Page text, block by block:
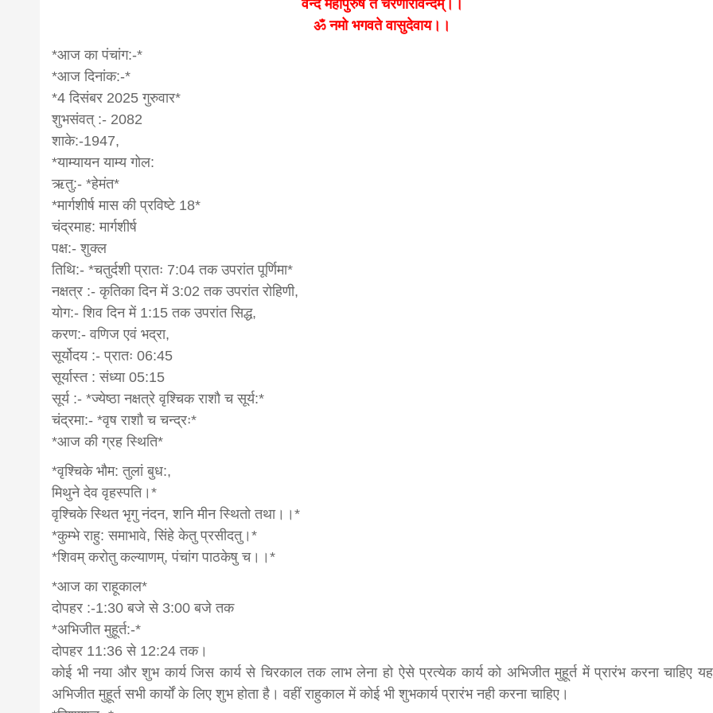
news,loan,bank
news, madhesh
khabar
वन्दे महापुरुष ते चरणारविन्दम्।।
ॐ नमो भगवते वासुदेवाय।।
*आज का पंचांग:-*
*आज दिनांक:-*
*4 दिसंबर 2025 गुरुवार*
शुभसंवत् :- 2082
शाके:-1947,
*याम्यायन याम्य गोल:
ऋतु:- *हेमंत*
*मार्गशीर्ष मास की प्रविष्टे 18*
चंद्रमाह: मार्गशीर्ष
पक्ष:- शुक्ल
तिथि:- *चतुर्दशी प्रातः 7:04 तक उपरांत पूर्णिमा*
नक्षत्र :- कृतिका दिन में 3:02 तक उपरांत रोहिणी,
योग:- शिव दिन में 1:15 तक उपरांत सिद्ध,
करण:- वणिज एवं भद्रा,
सूर्योदय :- प्रातः 06:45
सूर्यास्त : संध्या 05:15
सूर्य :- *ज्येष्ठा नक्षत्रे वृश्चिक राशौ च सूर्य:*
चंद्रमा:- *वृष राशौ च चन्द्रः*
*आज की ग्रह स्थिति*
*वृश्चिके भौम: तुलां बुध:,
मिथुने देव वृहस्पति।*
वृश्चिके स्थित भृगु नंदन, शनि मीन स्थितो तथा।।*
*कुम्भे राहु: समाभावे, सिंहे केतु प्रसीदतु।*
*शिवम् करोतु कल्याणम्, पंचांग पाठकेषु च।।*
*आज का राहूकाल*
दोपहर :-1:30 बजे से 3:00 बजे तक
*अभिजीत मुहूर्त:-*
दोपहर 11:36 से 12:24 तक।
कोई भी नया और शुभ कार्य जिस कार्य से चिरकाल तक लाभ लेना हो ऐसे प्रत्येक कार्य को अभिजीत मुहूर्त में प्रारंभ करना चाहिए यह
अभिजीत मुहूर्त सभी कार्यों के लिए शुभ होता है। वहीं राहुकाल में कोई भी शुभकार्य प्रारंभ नही करना चाहिए।